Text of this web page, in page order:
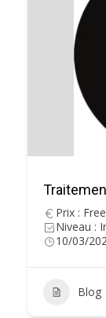
Prix :
Niveau :
10/03/
Blog